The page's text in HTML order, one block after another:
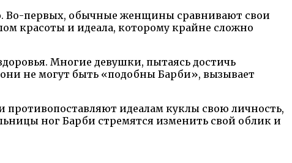
Во-первых, обычные женщины сравнивают свои
красоты и идеала, которому крайне сложно
Многие девушки, пытаясь достичь
не могут быть «подобны Барби», вызывает
идеалам куклы свою личность,
ног Барби стремятся изменить свой облик и